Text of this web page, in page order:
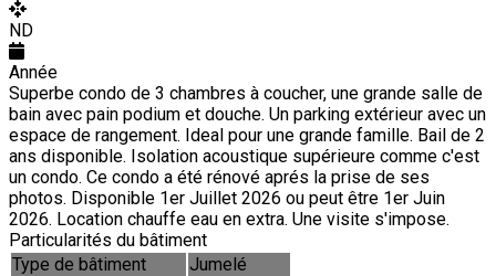
ND
Année
Superbe condo de 3 chambres à coucher, une grande salle de
bain avec pain podium et douche. Un parking extérieur avec un
espace de rangement. Ideal pour une grande famille. Bail de 2
ans disponible. Isolation acoustique supérieure comme c'est
un condo. Ce condo a été rénové aprés la prise de ses
photos. Disponible 1er Juillet 2026 ou peut être 1er Juin
2026. Location chauffe eau en extra. Une visite s'impose.
Particularités du bâtiment
Type de bâtiment
Jumelé